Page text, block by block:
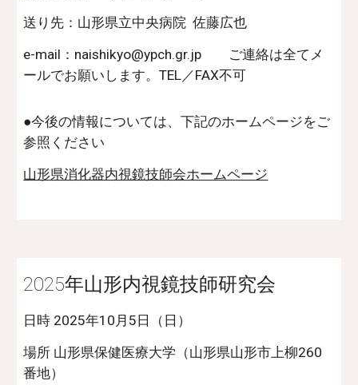
送り先：山形県立中央病院 佐藤広也
e-mail：naishikyo@ypch.gr.jp ご連絡は全てメ
ールでお願いします。TEL／FAX不可
●今後の情報については、下記のホームページをご
参照ください
山形県消化器内視鏡技師会ホームページ
2025年山形内視鏡技師研究会
日時 2025年10月5日（日）
場所 山形県保健医療大学（山形県山形市上柳260
番地）